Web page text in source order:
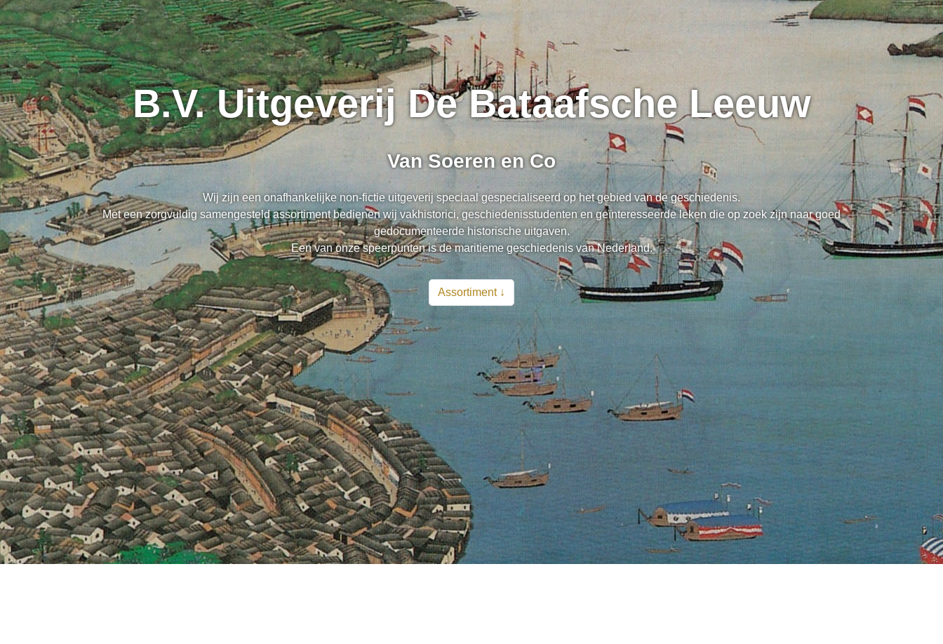
B.V. Uitgeverij De Bataafsche Leeuw
Van Soeren en Co
Wij zijn een onafhankelijke non-fictie uitgeverij speciaal gespecialiseerd op het gebied van de geschiedenis.
Met een zorgvuldig samengesteld assortiment bedienen wij vakhistorici, geschiedenisstudenten en geïnteresseerde leken die op zoek zijn naar goed
gedocumenteerde historische uitgaven.
Een van onze speerpunten is de maritieme geschiedenis van Nederland.
Assortiment ↓